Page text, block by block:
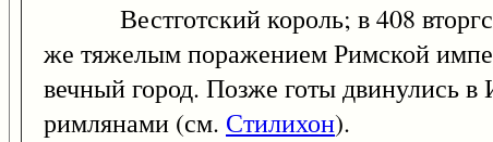
Вестготский король; в 408
же тяжелым поражением Римской
вечный город. Позже готы двинулись
римлянами (см. Стилихон).